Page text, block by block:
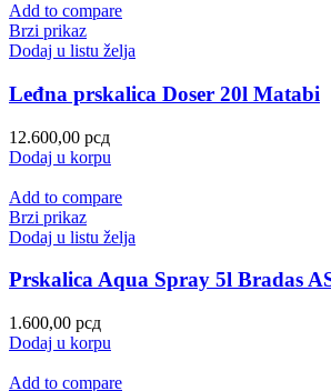
Add to compare
Brzi prikaz
Dodaj u listu želja
Leđna prskalica Doser 20l Matabi
12.600,00 рсд
Dodaj u korpu
Add to compare
Brzi prikaz
Dodaj u listu želja
Prskalica Aqua Spray 5l Bradas
1.600,00 рсд
Dodaj u korpu
Add to compare